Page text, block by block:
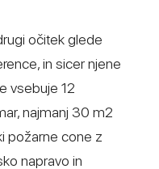
očitek glede
in sicer njene
vsebuje 12
najmanj 30 m2
požarne cone z
napravo in